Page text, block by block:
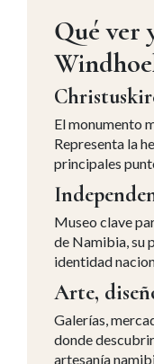
Qué ver
El monumento
Representa la
principales
Museo clave
de Namibia, su
identidad
Arte,
Galerías,
donde
artesanía